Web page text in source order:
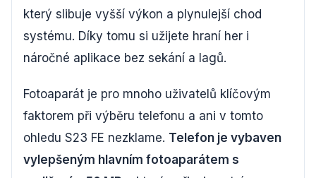
který slibuje vyšší výkon a plynulejší chod
systému. Díky tomu si užijete hraní her i
náročné aplikace bez sekání a lagů.
Fotoaparát je pro mnoho uživatelů klíčovým
faktorem při výběru telefonu a ani v tomto
ohledu S23 FE nezklame. Telefon je vybaven
vylepšeným hlavním fotoaparátem s